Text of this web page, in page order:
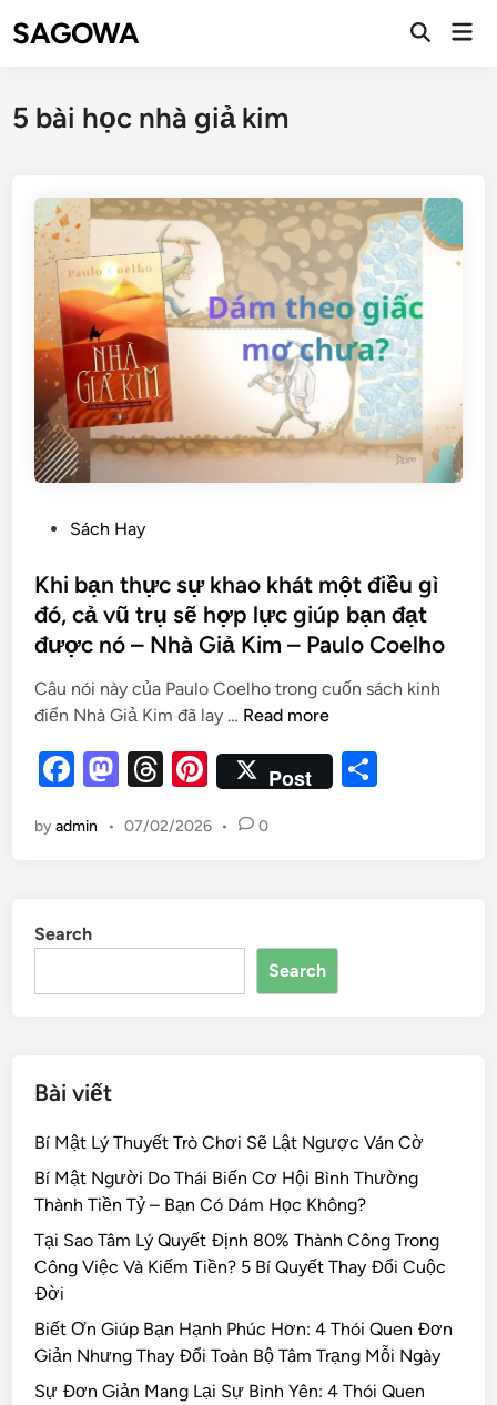
SAGOWA
5 bài học nhà giả kim
Sách Hay
Khi bạn thực sự khao khát một điều gì
đó, cả vũ trụ sẽ hợp lực giúp bạn đạt
được nó – Nhà Giả Kim – Paulo Coelho
Câu nói này của Paulo Coelho trong cuốn sách kinh
điển Nhà Giả Kim đã lay … Read more
F
c
o
o
M
to
n
T
e
s
Pi
er
Post
byadmin • 07/02/2026 • 0
Search
Search
Bài viết
Bí Mật Lý Thuyết Trò Chơi Sẽ Lật Ngược Ván Cờ
Bí Mật Người Do Thái Biến Cơ Hội Bình Thường
Thành Tiền Tỷ – Bạn Có Dám Học Không?
Tại Sao Tâm Lý Quyết Định 80% Thành Công Trong
Công Việc Và Kiếm Tiền? 5 Bí Quyết Thay Đổi Cuộc
Đời
Biết Ơn Giúp Bạn Hạnh Phúc Hơn: 4 Thói Quen Đơn
Giản Nhưng Thay Đổi Toàn Bộ Tâm Trạng Mỗi Ngày
Sự Đơn Giản Mang Lại Sự Bình Yên: 4 Thói Quen